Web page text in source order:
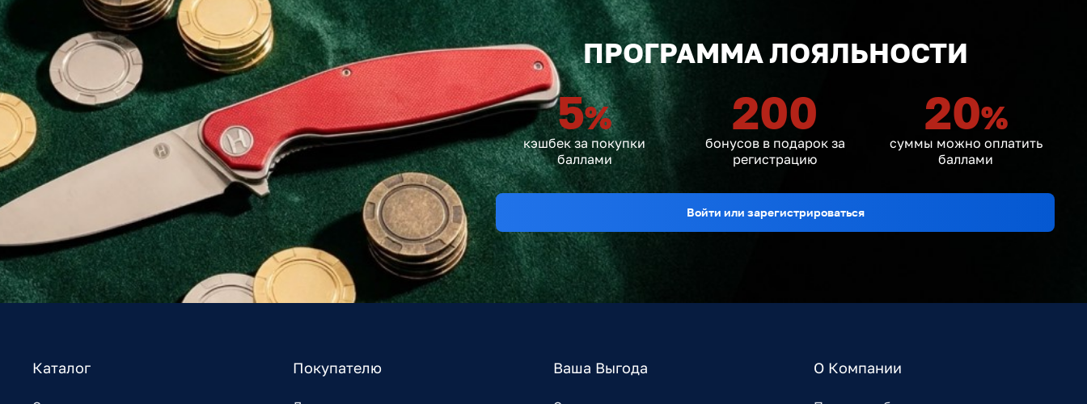
ПРОГРАММА ЛОЯЛЬНОСТИ
5%
кэшбек за покупки
баллами
200
бонусов в подарок за
регистрацию
20%
суммы можно оплатить
баллами
Войти или зарегистрироваться
Каталог Покупателю Ваша Выгода О Компании